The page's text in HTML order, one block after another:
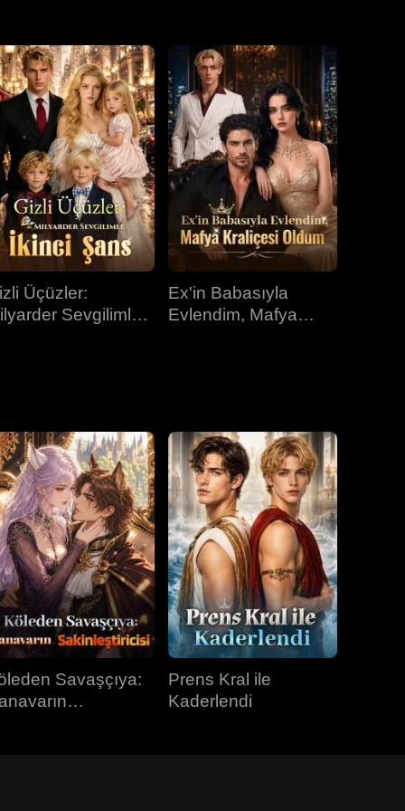
34.bölüm 35.bölüm 36.bölüm
37.bölüm 38.bölüm 39.bölüm
40.bölüm
Üçüzler:
Sevgilimle
Ex'in Babasıyla
Evlendim, Mafya
Savaşçıya:
Prens Kral ile
Kaderlendi